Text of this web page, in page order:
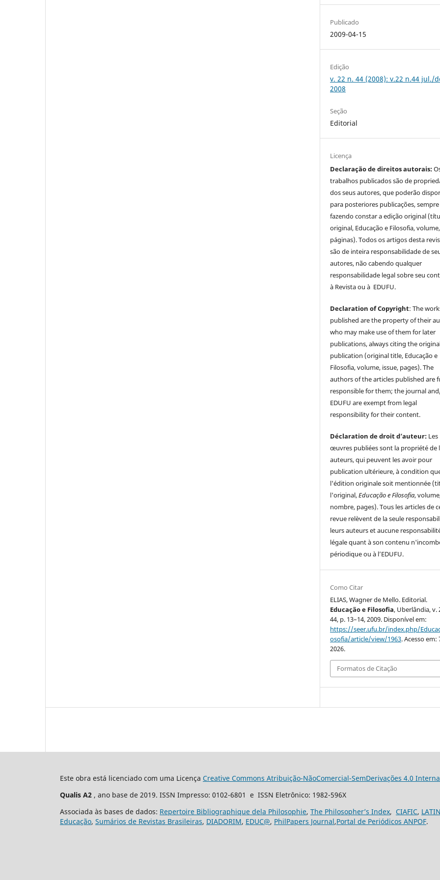
Publicado
2009-04-15
Edição
v. 22 n. 44 (2008): v.22 n.44 jul./
2008
Seção
Editorial
Licença
Declaração de direitos autorais:
trabalhos publicados são de
dos seus autores, que poderão
para posteriores publicações, sempre
fazendo constar a edição original
original, Educação e Filosofia,
páginas). Todos os artigos desta
são de inteira responsabilidade de
autores, não cabendo qualquer
responsabilidade legal sobre seu
à Revista ou à EDUFU.
Declaration of Copyright: The
published are the property of their
who may make use of them for later
publications, always citing the
publication (original title, Educação e
Filosofia, volume, issue, pages). The
authors of the articles published are
responsible for them; the journal
EDUFU are exempt from legal
responsibility for their content.
Déclaration de droit d’auteur: Les
œuvres publiées sont la propriété de
auteurs, qui peuvent les avoir pour
publication ultérieure, à condition
l'édition originale soit mentionnée
l'original,Educação e Filosofia,
nombre, pages). Tous les articles de
revue relèvent de la seule
leurs auteurs et aucune
légale quant à son contenu
périodique ou à l’EDUFU.
Como Citar
ELIAS, Wagner de Mello. Editorial.
Educação e Filosofia, Uberlândia, v.
44, p. 13–14, 2009. Disponível em:
https://seer.ufu.br/index.php/
osofia/article/view/1963. Acesso em:
2026.
Formatos de Citação
Este obra está licenciado com uma Licença Creative Commons Atribuição-NãoComercial-SemDerivações 4.0
Qualis A2 , ano base de 2019. ISSN Impresso: 0102-6801 e ISSN Eletrônico: 1982-596X
Associada às bases de dados: Repertoire Bibliographique dela Philosophie, The Philosopher’s Index, CIAFIC,
Educação, Sumários de Revistas Brasileiras, DIADORIM, EDUC@, PhilPapers Journal,Portal de Periódicos ANPOF.